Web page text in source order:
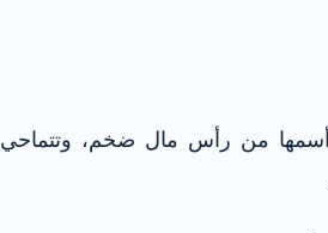
من رأس مال ضخم، وتتماحي